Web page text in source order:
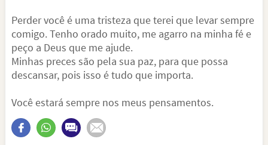
TODAS AS CATEGORIAS
Perder você é uma tristeza que terei que levar sempre
comigo. Tenho orado muito, me agarro na minha fé e
peço a Deus que me ajude.
Minhas preces são pela sua paz, para que possa
descansar, pois isso é tudo que importa.
Você estará sempre nos meus pensamentos.